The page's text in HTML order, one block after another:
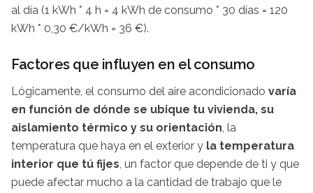
al día (1 kWh * 4 h = 4 kWh de consumo * 30 días = 120
kWh * 0,30 €/kWh = 36 €).
Factores que influyen en el consumo
Lógicamente, el consumo del aire acondicionado varía
en función de dónde se ubique tu vivienda, su
aislamiento térmico y su orientación, la
temperatura que haya en el exterior y la temperatura
interior que tú fijes, un factor que depende de ti y que
puede afectar mucho a la cantidad de trabajo que le